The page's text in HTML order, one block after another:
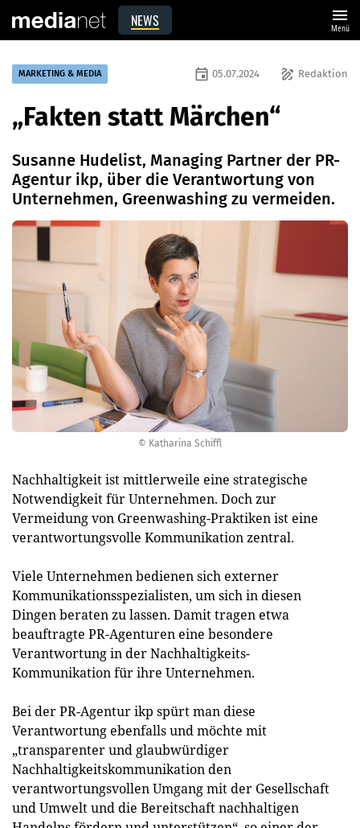
NEWS menu
Menü
© Katharina Schiffl
MARKETING & MEDIA draw Redaktion
event 05.07.2024
„Fakten statt Märchen“
Susanne Hudelist, Managing Partner der PR-
Agentur ikp, über die Verantwortung von
Unternehmen, Greenwashing zu vermeiden.
Nachhaltigkeit ist mittlerweile eine strategische
Notwendigkeit für Unternehmen. Doch zur
Vermeidung von Greenwashing-Praktiken ist eine
verantwortungsvolle Kommunikation zentral.
Viele Unternehmen bedienen sich externer
Kommunikationsspezialisten, um sich in diesen
Dingen beraten zu lassen. Damit tragen etwa
beauftragte PR-Agenturen eine besondere
Verantwortung in der Nachhaltigkeits-
Kommunikation für ihre Unternehmen.
Bei der PR-Agentur ikp spürt man diese
Verantwortung ebenfalls und möchte mit
„transparenter und glaubwürdiger
Nachhaltigkeitskommunikation den
verantwortungsvollen Umgang mit der Gesellschaft
und Umwelt und die Bereitschaft nachhaltigen